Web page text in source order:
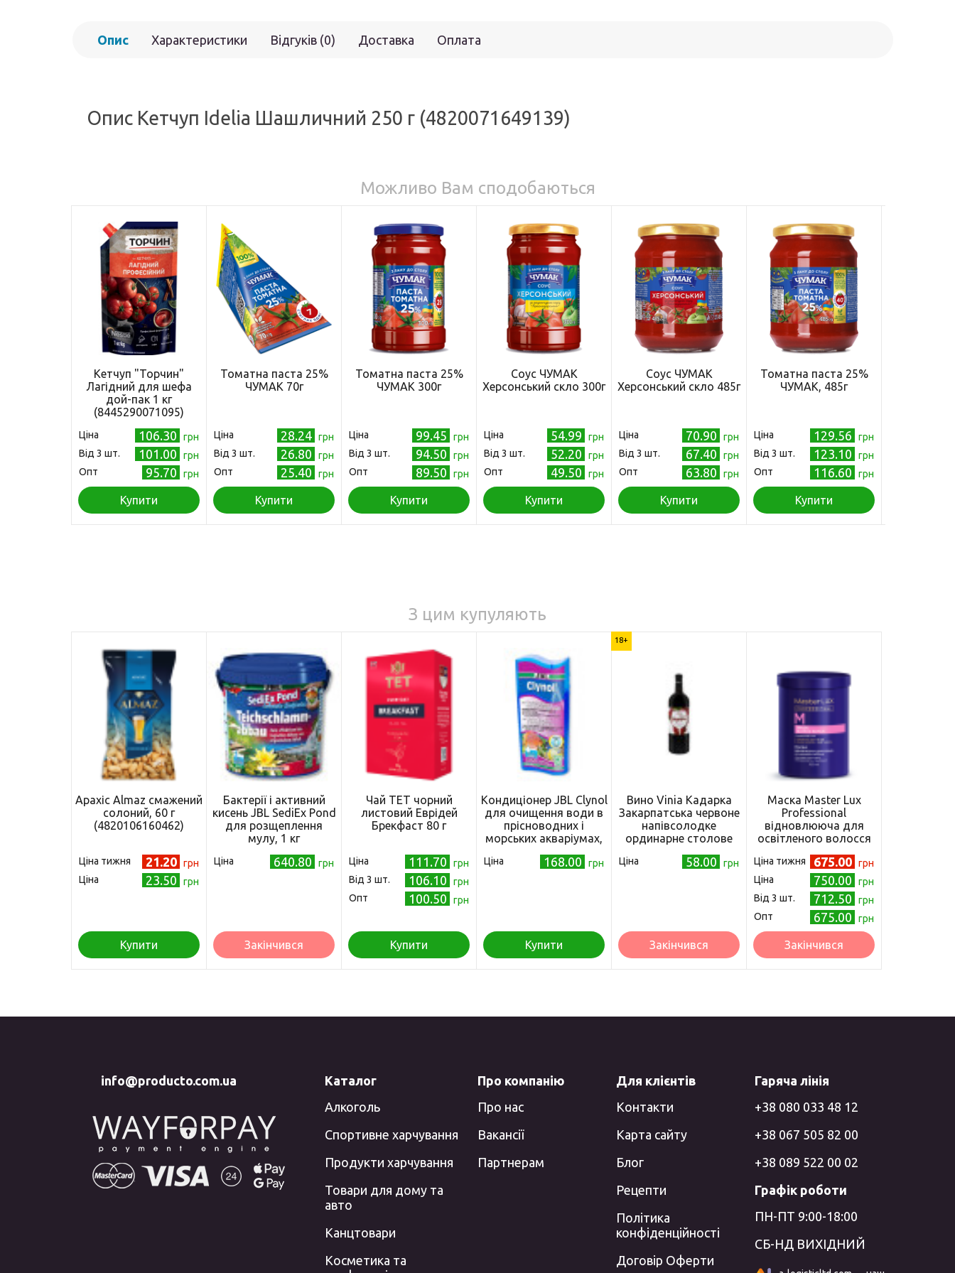
Опис Характеристики Відгуків (0) Доставка Оплата
Опис Кетчуп Idelia Шашличний 250 г (4820071649139)
Можливо Вам сподобаються
Кетчуп "Торчин"
Лагідний для шефа
дой-пак 1 кг
(8445290071095)
Ціна 106.30
грн
Від 3 шт.
101.00
грн
Опт
95.70 грн
Купити
Томатна паста 25%
ЧУМАК 70г
Ціна 28.24 грн
Від 3 шт.
26.80
грн
Опт
25.40 грн
Купити
Томатна паста 25%
ЧУМАК 300г
Ціна 99.45
грн
Від 3 шт.
94.50
грн
Опт
89.50 грн
Купити
Соус ЧУМАК
Херсонський скло 300г
Ціна 54.99
грн
Від 3 шт.
52.20
грн
Опт
49.50 грн
Купити
Соус ЧУМАК
Херсонський скло 485г
Ціна 70.90
грн
Від 3 шт.
67.40
грн
Опт
63.80 грн
Купити
Томатна паста 25%
ЧУМАК, 485г
Ціна 129.56
грн
Від 3 шт.
123.10
грн
Опт
116.60 грн
Купити
З цим купуляють
Арахіс Almaz смажений
солоний, 60 г
(4820106160462)
Ціна тижня 21.20 грн
Ціна
23.50 грн
Купити
Бактерії і активний
кисень JBL SediEx Pond
для розщеплення
мулу, 1 кг
Ціна 640.80 грн
Закінчився
Чай ТЕТ чорний
листовий Еврідей
Брекфаст 80 г
Ціна 111.70
грн
Від 3 шт.
106.10
грн
Опт
100.50 грн
Купити
Кондиціонер JBL Clynol
для очищення води в
прісноводних і
морських акваріумах,
Ціна 168.00 грн
Купити
18+
Вино Vinia Кадарка
Закарпатська червоне
напівсолодке
ординарне столове
Ціна 58.00 грн
Закінчився
Маска Master Lux
Professional
відновлююча для
освітленого волосся
Ціна тижня 675.00 грн
Ціна
750.00
грн
Від 3 шт.
712.50
грн
Опт
675.00 грн
Закінчився
info@producto.com.ua
Каталог
Алкоголь
Спортивне харчування
Продукти харчування
Товари для дому та
авто
Канцтовари
Косметика та
Про компанію
Про нас
Вакансії
Партнерам
Для клієнтів
Контакти
Карта сайту
Блог
Рецепти
Політика
конфіденційності
Договір Оферти
Гаряча лінія
+38 080 033 48 12
+38 067 505 82 00
+38 089 522 00 02
Графік роботи
ПН-ПТ 9:00-18:00
СБ-НД ВИХІДНИЙ